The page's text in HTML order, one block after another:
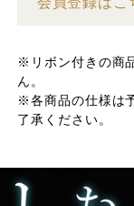
※リボン付きの商
ん。
※各商品の仕様は
了承ください。